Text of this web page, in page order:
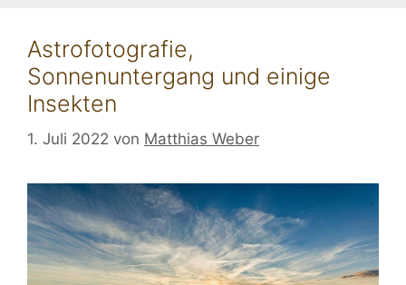
Astrofotografie,
Sonnenuntergang und einige
Insekten
1. Juli 2022 von Matthias Weber